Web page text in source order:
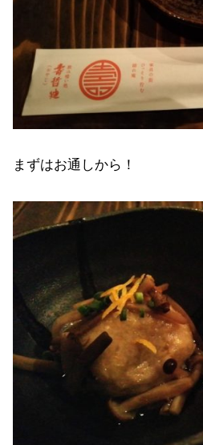
まずはお通しから！